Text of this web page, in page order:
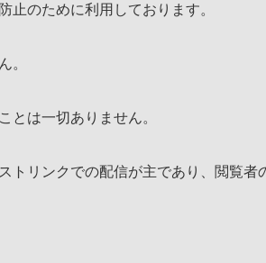
止のために利用しております。
。
とは一切ありません。
トリンクでの配信が主であり、閲覧者